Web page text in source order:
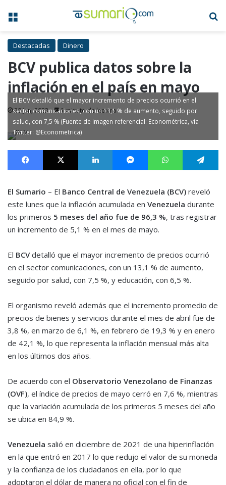
Menú
Destacadas Dinero
BCV publica datos sobre la
inflación en el país en mayo
20 Jun, 2023 1 minuto de lectura
El BCV detalló que el mayor incremento de precios ocurrió en el
sector comunicaciones, con un 13,1 % de aumento, seguido por
salud, con 7,5 % (Fuente de imagen referencial: Econométrica, vía
Twitter: @Econometrica)
Facebook X LinkedIn MessengerWhatsApp
El Sumario – El Banco Central de Venezuela (BCV) reveló
este lunes que la inflación acumulada en Venezuela durante
los primeros 5 meses del año fue de 96,3 %, tras registrar
un incremento de 5,1 % en el mes de mayo.
El BCVdetalló que el mayor incremento de precios ocurrió
en el sector comunicaciones, con un 13,1 % de aumento,
seguido por salud, con 7,5 %, y educación, con 6,5 %.
El organismo reveló además que el incremento promedio de
precios de bienes y servicios durante el mes de abril fue de
3,8 %, en marzo de 6,1 %, en febrero de 19,3 % y en enero
de 42,1 %, lo que representa la inflación mensual más alta
en los últimos dos años.
De acuerdo con el Observatorio Venezolano de Finanzas
(OVF), el índice de precios de mayo cerró en 7,6 %, mientras
que la variación acumulada de los primeros 5 meses del año
se ubica en 84,9 %.
Venezuela salió en diciembre de 2021 de una hiperinflación
en la que entró en 2017 lo que redujo el valor de su moneda
y la confianza de los ciudadanos en ella, por lo que
adoptaron el dólar de manera no oficial con el fin de